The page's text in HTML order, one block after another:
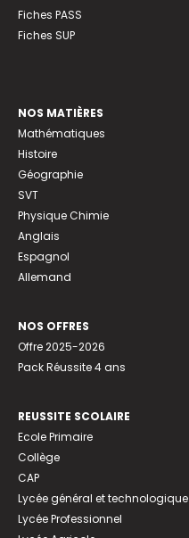
Fiches PASS
Fiches SUP
NOS MATIÈRES
Mathématiques
Histoire
Géographie
SVT
Physique Chimie
Anglais
Espagnol
Allemand
NOS OFFRES
Offre 2025-2026
Pack Réussite 4 ans
REUSSITE SCOLAIRE
Ecole Primaire
Collège
CAP
Lycée général et technologique
Lycée Professionnel